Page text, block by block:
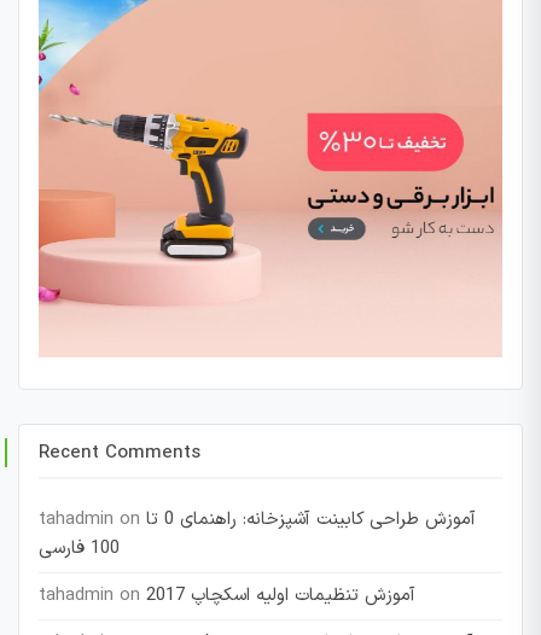
Recent Comments
tahadmin on آموزش طراحی کابینت آشپزخانه: راهنمای 0 تا
100 فارسی
tahadmin on
آموزش تنظیمات اولیه اسکچاپ 2017